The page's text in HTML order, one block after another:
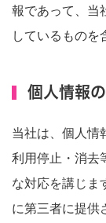
報であって、当
しているものを
個人情報
当社は、個人情
利用停止・消去
な対応を講じま
に第三者に提供